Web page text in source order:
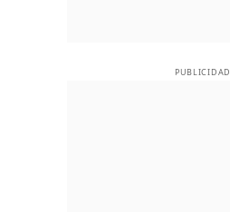
PUBLICIDAD